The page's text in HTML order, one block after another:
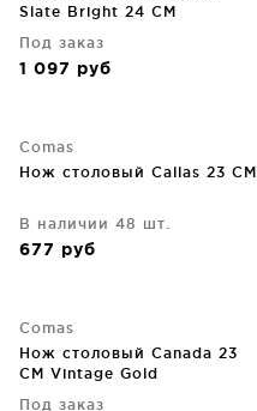
Slate Bright 24 CM
Под заказ
1 097 руб
Comas
Нож столовый Callas 23 CM
В наличии 48 шт.
677 руб
Comas
Нож столовый Canada 23
CM Vintage Gold
Под заказ